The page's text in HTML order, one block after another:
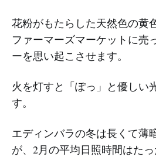
花粉がもたらした天然色の黄
ファーマーズマーケットに売
ーを思い起こさせます。
火を灯すと「ぽっ」と優しい
す。
エディンバラの冬は長くて薄
が、2月の平均日照時間はた